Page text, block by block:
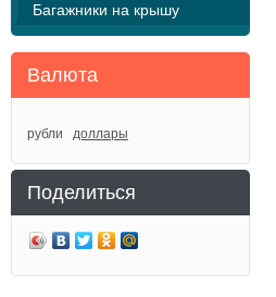
Багажники на крышу
Валюта
рубли доллары
Поделиться